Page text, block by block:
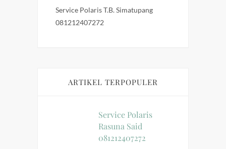
Service Polaris T.B. Simatupang
081212407272
ARTIKEL TERPOPULER
Service Polaris
Rasuna Said
081212407272